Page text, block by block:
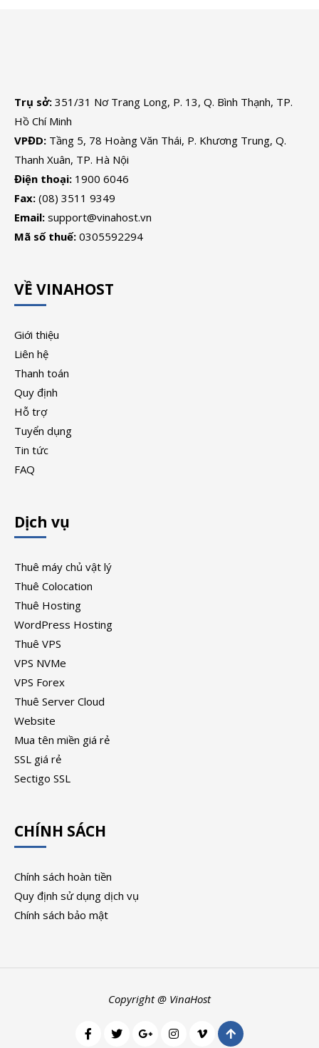
Trụ sở: 351/31 Nơ Trang Long, P. 13, Q. Bình Thạnh, TP.
Hồ Chí Minh
VPĐD: Tầng 5, 78 Hoàng Văn Thái, P. Khương Trung, Q.
Thanh Xuân, TP. Hà Nội
Điện thoại: 1900 6046
Fax: (08) 3511 9349
Email: support@vinahost.vn
Mã số thuế: 0305592294
VỀ VINAHOST
Giới thiệu
Liên hệ
Thanh toán
Quy định
Hỗ trợ
Tuyển dụng
Tin tức
FAQ
Dịch vụ
Thuê máy chủ vật lý
Thuê Colocation
Thuê Hosting
WordPress Hosting
Thuê VPS
VPS NVMe
VPS Forex
Thuê Server Cloud
Website
Mua tên miền giá rẻ
SSL giá rẻ
Sectigo SSL
CHÍNH SÁCH
Chính sách hoàn tiền
Quy định sử dụng dịch vụ
Chính sách bảo mật
Copyright @ VinaHost